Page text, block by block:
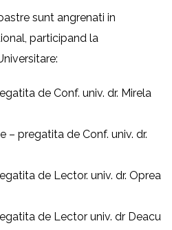
sunt angrenati in
participand la
de Conf. univ. dr. Mirela
– pregatita de Conf. univ. dr.
de Lector. univ. dr. Oprea
de Lector univ. dr Deacu